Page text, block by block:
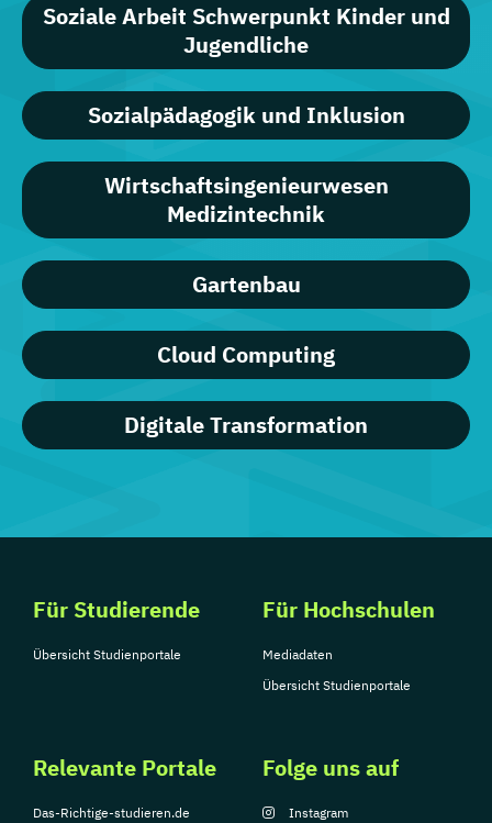
Soziale Arbeit Schwerpunkt Kinder und
Jugendliche
Sozialpädagogik und Inklusion
Wirtschaftsingenieurwesen
Medizintechnik
Gartenbau
Cloud Computing
Digitale Transformation
Für Studierende
Übersicht Studienportale
Für Hochschulen
Mediadaten
Übersicht Studienportale
Relevante Portale
Das-Richtige-studieren.de
Folge uns auf
Instagram